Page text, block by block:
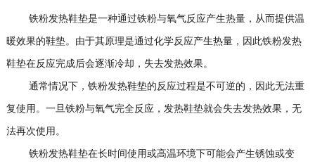
铁粉发热鞋垫是一种通过铁粉与氧气反应产生热量，从而提供温
暖效果的鞋垫。由于其原理是通过化学反应产生热量，因此铁粉发热
鞋垫在反应完成后会逐渐冷却，失去发热效果。
通常情况下，铁粉发热鞋垫的反应过程是不可逆的，因此无法重
复使用。一旦铁粉与氧气完全反应，发热鞋垫就会失去发热效果，无
法再次使用。
铁粉发热鞋垫在长时间使用或高温环境下可能会产生锈蚀或变